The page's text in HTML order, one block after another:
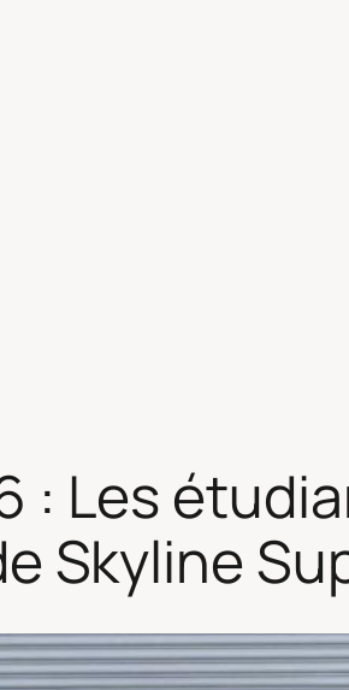
: Les
Skyline